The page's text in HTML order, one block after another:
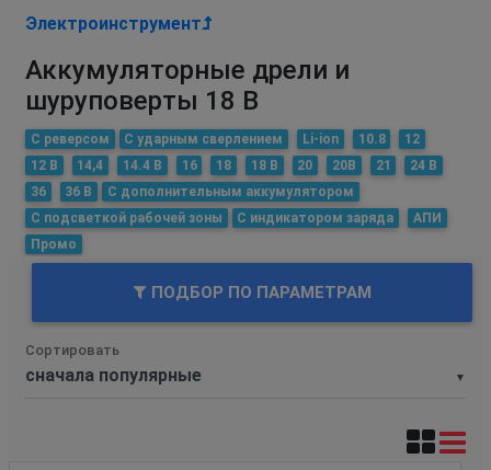
Электроинструмент
Аккумуляторные дрели и
шуруповерты 18 В
С реверсом С ударным сверлением Li-ion 10.8
12
12 В
14,4 14.4 В 16 18 18 В 20 20В 21
24 В
36
36 В
С дополнительным аккумулятором
С подсветкой рабочей зоны
С индикатором заряда
АПИ
Промо
ПОДБОР ПО ПАРАМЕТРАМ
▼
Сортировать